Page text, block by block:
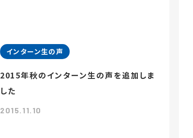
インターン生の声
2015年秋のインターン生の声を追加しま
した
2015.11.10